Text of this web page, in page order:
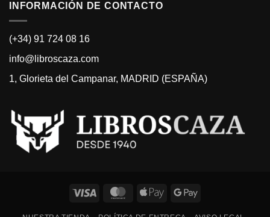
INFORMACIÓN DE CONTACTO
(+34) 91 724 08 16
info@libroscaza.com
1, Glorieta del Campanar, MADRID (ESPAÑA)
Visa MasterCardApple
Google